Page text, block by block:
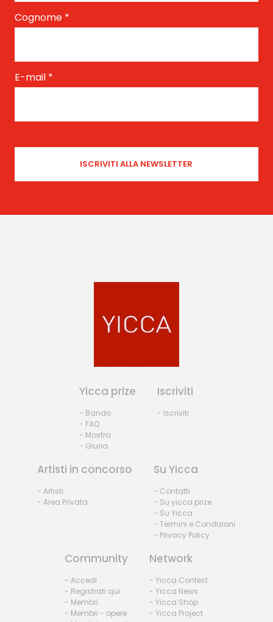
Cognome *
E-mail *
Yicca prize
- Bando
- FAQ
- Mostra
- Giuria
Iscriviti
- Iscriviti
Artisti in concorso
- Artisti
- Area Privata
Su Yicca
- Contatti
- Su yicca prize
- Su Yicca
- Termini e Condizioni
- Privacy Policy
Community
- Accedi
- Registrati qui
- Membri
- Membri - opere
Network
- Yicca Contest
- Yicca News
- Yicca Shop
- Yicca Project